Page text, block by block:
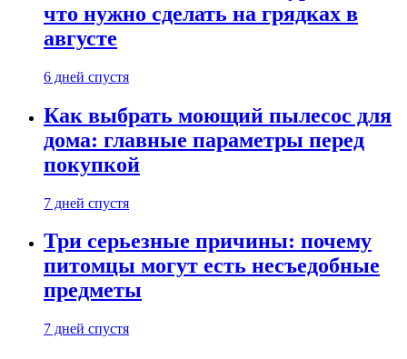
что нужно сделать на грядках в
августе
6 дней спустя
Как выбрать моющий пылесос для
дома: главные параметры перед
покупкой
7 дней спустя
Три серьезные причины: почему
питомцы могут есть несъедобные
предметы
7 дней спустя